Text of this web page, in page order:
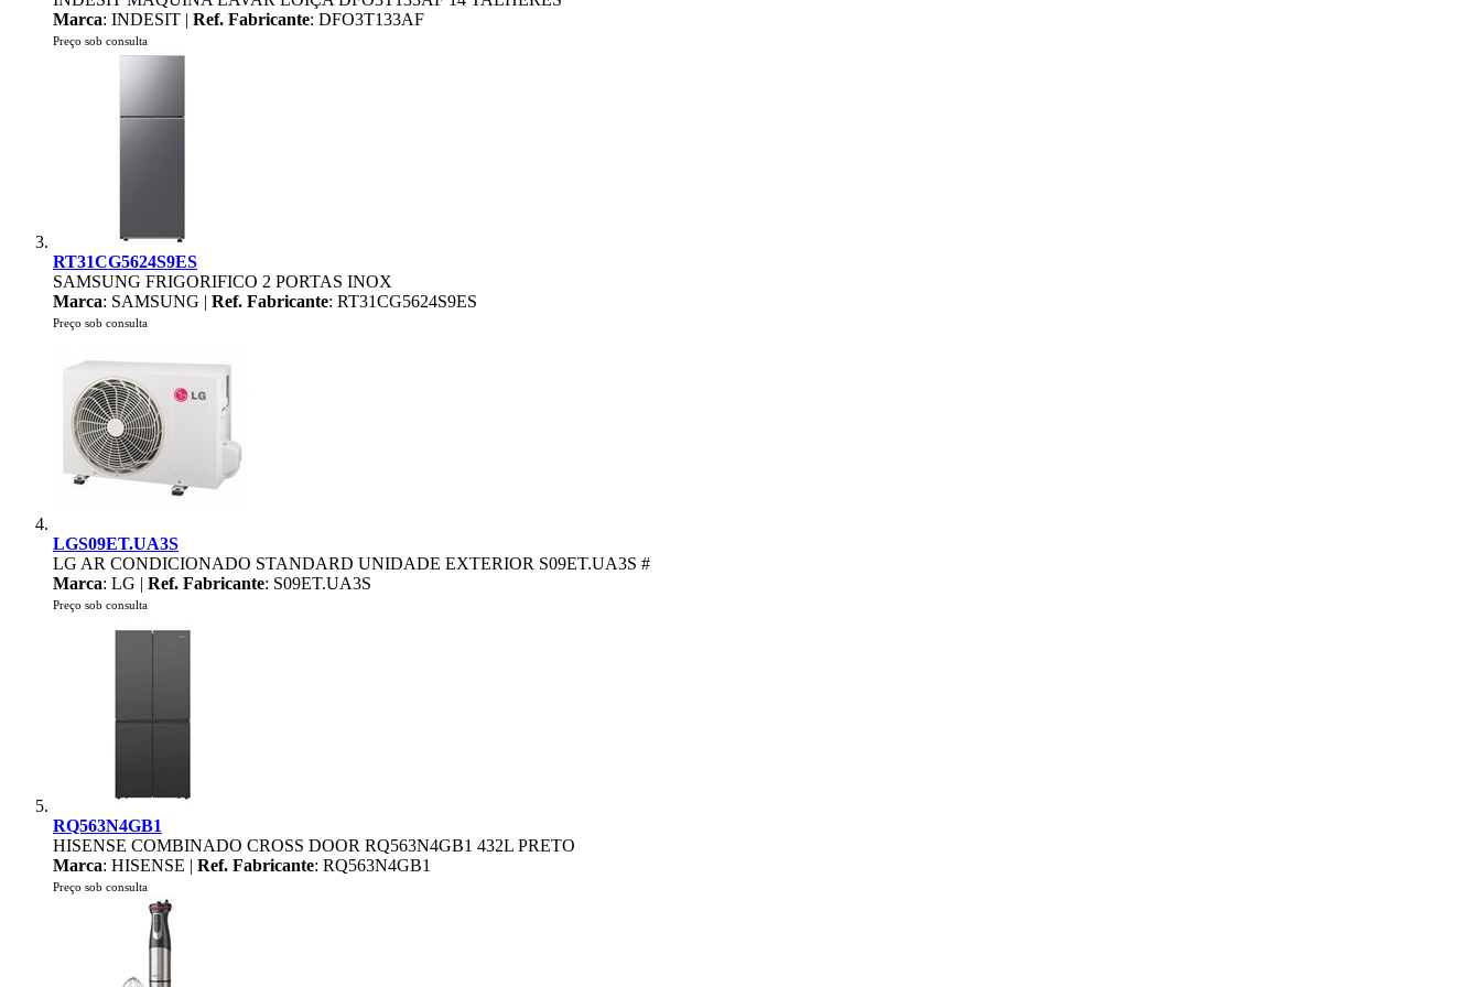
Marca: INDESIT | Ref. Fabricante: DFO3T133AF
Preço sob consulta
RT31CG5624S9ES
SAMSUNG FRIGORIFICO 2 PORTAS INOX
Marca: SAMSUNG | Ref. Fabricante: RT31CG5624S9ES
Preço sob consulta
LGS09ET.UA3S
LG AR CONDICIONADO STANDARD UNIDADE EXTERIOR S09ET.UA3S #
Marca: LG | Ref. Fabricante: S09ET.UA3S
Preço sob consulta
RQ563N4GB1
HISENSE COMBINADO CROSS DOOR RQ563N4GB1 432L PRETO
Marca: HISENSE | Ref. Fabricante: RQ563N4GB1
Preço sob consulta